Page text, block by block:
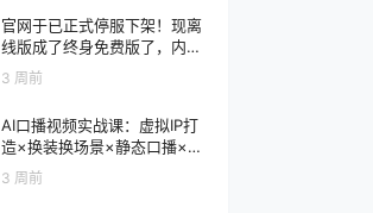
官网于已正式停服下架！现离
线版成了终身免费版了，内置
60+实用工具 万彩办公大师离
线版 OfficeBox
3 周前
AI口播视频实战课：虚拟IP打
造×换装换场景×静态口播×行
走带货×双人访谈，不用真人
出镜快速落地
3 周前